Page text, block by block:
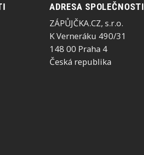
ADRESA SPOLEČNOSTI
ZÁPŮJČKA.CZ, s.r.o.
K Verneráku 490/31
148 00 Praha 4
Česká republika